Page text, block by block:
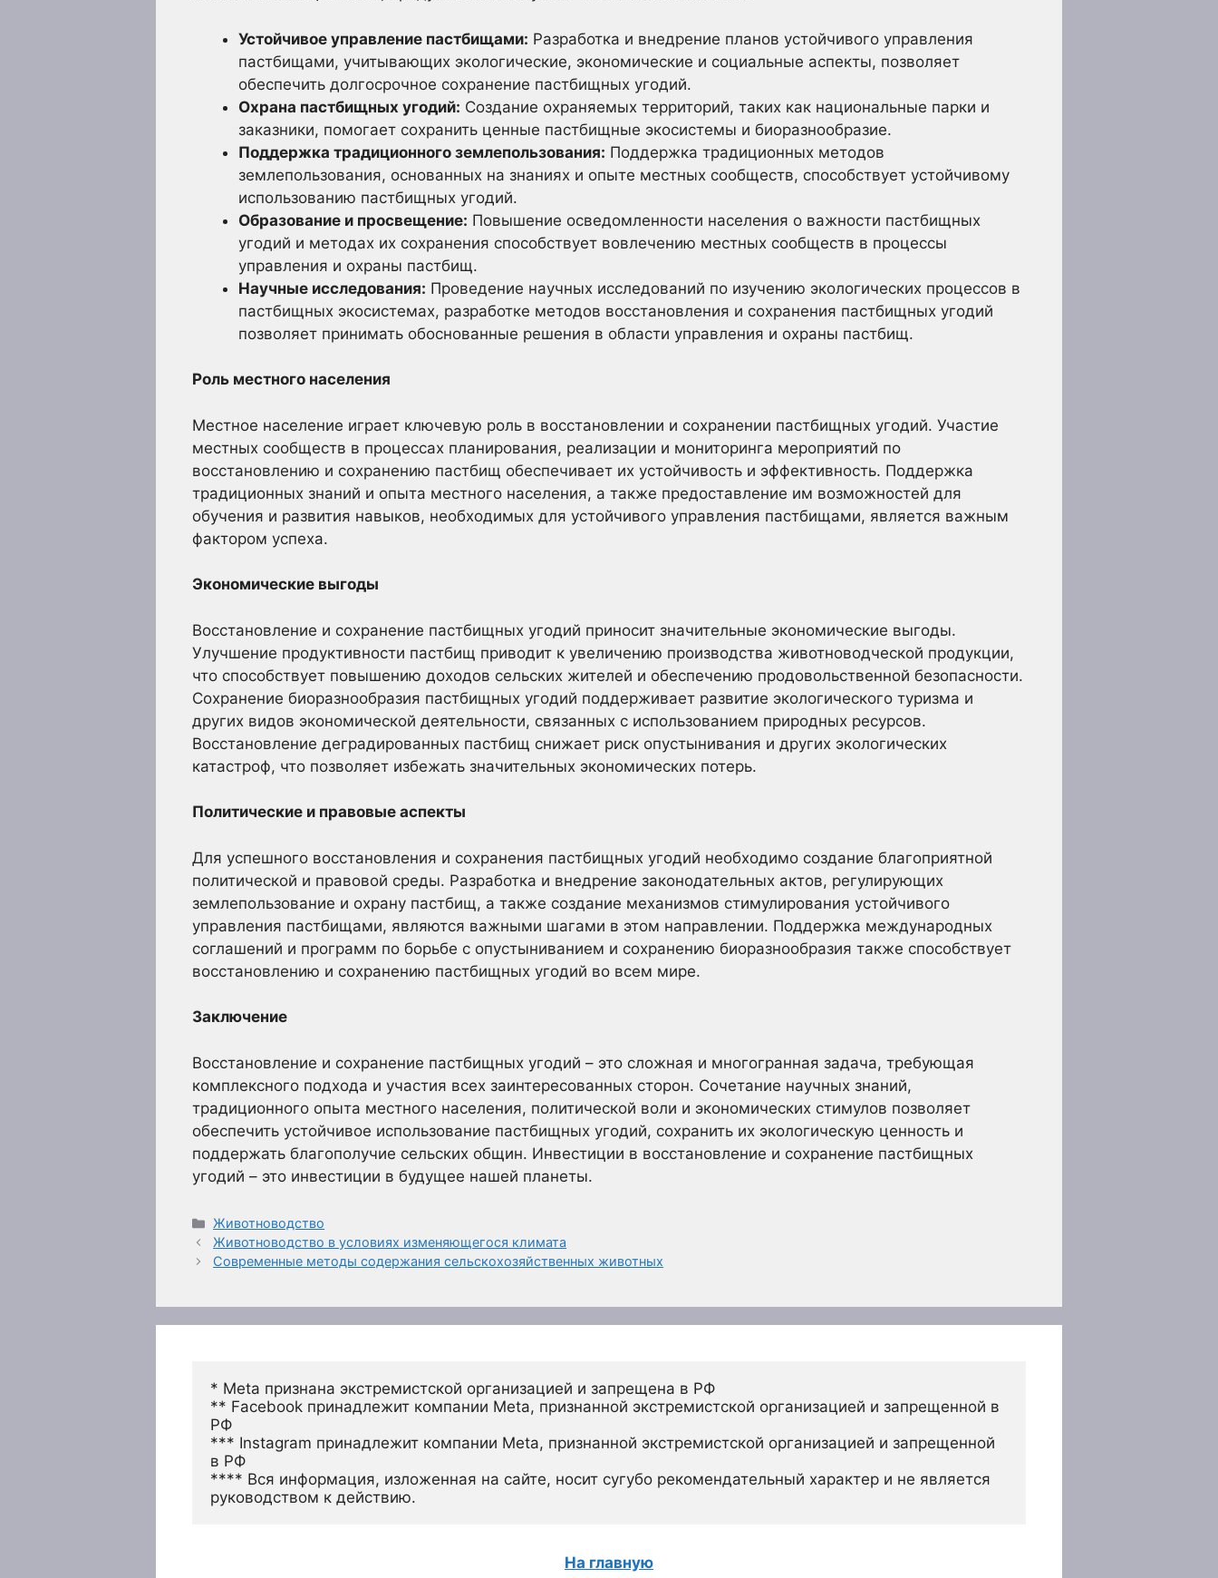
Устойчивое управление пастбищами: Разработка и внедрение планов устойчивого управления
пастбищами, учитывающих экологические, экономические и социальные аспекты, позволяет
обеспечить долгосрочное сохранение пастбищных угодий.
Охрана пастбищных угодий: Создание охраняемых территорий, таких как национальные парки и
заказники, помогает сохранить ценные пастбищные экосистемы и биоразнообразие.
Поддержка традиционного землепользования: Поддержка традиционных методов
землепользования, основанных на знаниях и опыте местных сообществ, способствует устойчивому
использованию пастбищных угодий.
Образование и просвещение: Повышение осведомленности населения о важности пастбищных
угодий и методах их сохранения способствует вовлечению местных сообществ в процессы
управления и охраны пастбищ.
Научные исследования: Проведение научных исследований по изучению экологических процессов в
пастбищных экосистемах, разработке методов восстановления и сохранения пастбищных угодий
позволяет принимать обоснованные решения в области управления и охраны пастбищ.
Роль местного населения
Местное население играет ключевую роль в восстановлении и сохранении пастбищных угодий. Участие
местных сообществ в процессах планирования, реализации и мониторинга мероприятий по
восстановлению и сохранению пастбищ обеспечивает их устойчивость и эффективность. Поддержка
традиционных знаний и опыта местного населения, а также предоставление им возможностей для
обучения и развития навыков, необходимых для устойчивого управления пастбищами, является важным
фактором успеха.
Экономические выгоды
Восстановление и сохранение пастбищных угодий приносит значительные экономические выгоды.
Улучшение продуктивности пастбищ приводит к увеличению производства животноводческой продукции,
что способствует повышению доходов сельских жителей и обеспечению продовольственной безопасности.
Сохранение биоразнообразия пастбищных угодий поддерживает развитие экологического туризма и
других видов экономической деятельности, связанных с использованием природных ресурсов.
Восстановление деградированных пастбищ снижает риск опустынивания и других экологических
катастроф, что позволяет избежать значительных экономических потерь.
Политические и правовые аспекты
Для успешного восстановления и сохранения пастбищных угодий необходимо создание благоприятной
политической и правовой среды. Разработка и внедрение законодательных актов, регулирующих
землепользование и охрану пастбищ, а также создание механизмов стимулирования устойчивого
управления пастбищами, являются важными шагами в этом направлении. Поддержка международных
соглашений и программ по борьбе с опустыниванием и сохранению биоразнообразия также способствует
восстановлению и сохранению пастбищных угодий во всем мире.
Заключение
Восстановление и сохранение пастбищных угодий – это сложная и многогранная задача, требующая
комплексного подхода и участия всех заинтересованных сторон. Сочетание научных знаний,
традиционного опыта местного населения, политической воли и экономических стимулов позволяет
обеспечить устойчивое использование пастбищных угодий, сохранить их экологическую ценность и
поддержать благополучие сельских общин. Инвестиции в восстановление и сохранение пастбищных
угодий – это инвестиции в будущее нашей планеты.
Рубрики
Животноводство
Животноводство в условиях изменяющегося климата
Современные методы содержания сельскохозяйственных животных
* Meta признана экстремистской организацией и запрещена в РФ
** Facebook принадлежит компании Meta, признанной экстремистской организацией и запрещенной в
РФ
*** Instagram принадлежит компании Meta, признанной экстремистской организацией и запрещенной
в РФ
**** Вся информация, изложенная на сайте, носит сугубо рекомендательный характер и не является
руководством к действию.
На главную